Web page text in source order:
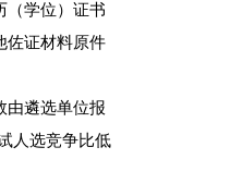
（学位）证书
佐证材料原件
由遴选单位报
人选竞争比低